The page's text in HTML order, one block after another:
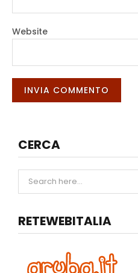
Website
CERCA
RETEWEBITALIA